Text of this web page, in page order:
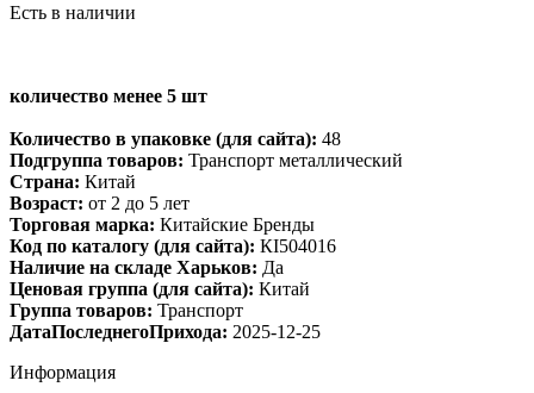
Есть в наличии
количество менее 5 шт
Количество в упаковке (для сайта): 48
Подгруппа товаров: Транспорт металлический
Страна: Китай
Возраст: от 2 до 5 лет
Торговая марка: Китайские Бренды
Код по каталогу (для сайта): КІ504016
Наличие на складе Харьков: Да
Ценовая группа (для сайта): Китай
Группа товаров: Транспорт
ДатаПоследнегоПрихода: 2025-12-25
Информация